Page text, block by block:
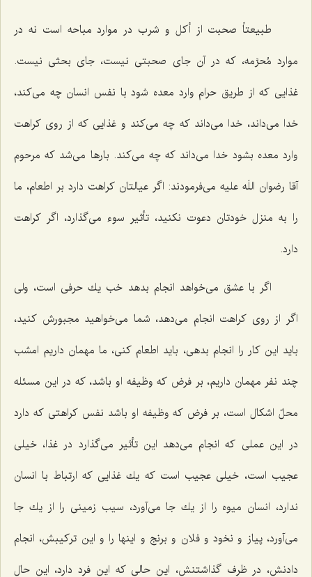
طبیعتاً صحبت از أكل و شرب در موارد مباحه است نه در
موارد مُحرَّمه، كه در آن جای صحبتی نیست، جای بحثی نیست.
غذایی كه از طریق حرام وارد معده شود با نفس انسان چه می‌كند،
خدا می‌داند، خدا می‌داند كه چه می‌كند و غذایی كه از روی كراهت
وارد معده بشود خدا می‌داند كه چه می‌كند. بارها می‌شد كه مرحوم
آقا رضوان اللَه علیه می‌فرمودند: اگر عیالتان كراهت دارد بر اطعام، ما
را به منزل خودتان دعوت نكنید، تأثیر سوء می‌گذارد، اگر كراهت
دارد.
اگر با عشق می‌خواهد انجام بدهد خب یك حرفی است، ولی
اگر از روی كراهت انجام می‌دهد، شما می‌خواهید مجبورش كنید،
باید این كار را انجام بدهی، باید اطعام كنی، ما مهمان داریم امشب
چند نفر مهمان داریم، بر فرض كه وظیفه او باشد، كه در این مسئله
محلّ اشكال است، بر فرض كه وظیفه او باشد نفس كراهتی كه دارد
در این عملی كه انجام می‌دهد این تأثیر می‌گذارد در غذا، خیلی
عجیب است، خیلی عجیب است كه یك غذایی كه ارتباط با انسان
ندارد، انسان میوه را از یك جا می‌آورد، سیب زمینی را از یك جا
می‌آورد، پیاز و نخود و فلان و برنج و اینها را و این تركیبش، انجام
دادنش، در ظرف گذاشتنش، این حالی كه این فرد دارد، این حال